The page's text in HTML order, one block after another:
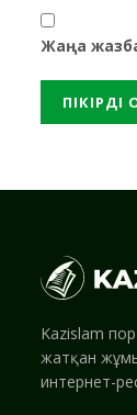
Жаңа
Kazislam
жатқан
интернет-